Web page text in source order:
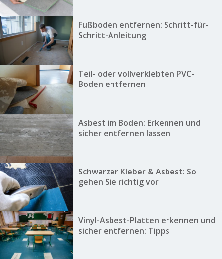
Fußboden entfernen: Schritt-für-
Schritt-Anleitung
Teil- oder vollverklebten PVC-
Boden entfernen
Asbest im Boden: Erkennen und
sicher entfernen lassen
Schwarzer Kleber & Asbest: So
gehen Sie richtig vor
Vinyl-Asbest-Platten erkennen und
sicher entfernen: Tipps